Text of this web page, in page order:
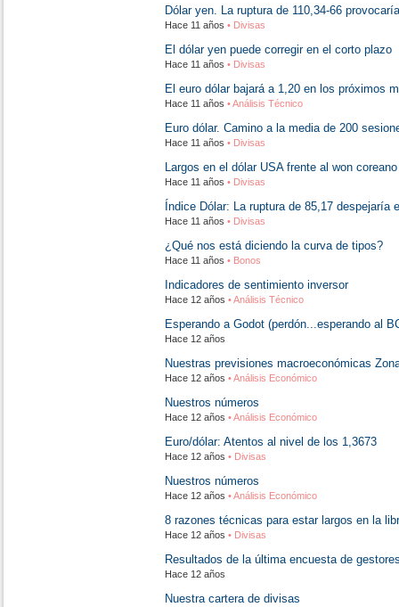
Dólar yen. La ruptura de 110,34-66
Hace 11 años • Divisas
El dólar yen puede corregir en el corto plazo
Hace 11 años • Divisas
El euro dólar bajará a 1,20 en los próximos
Hace 11 años • Análisis Técnico
Euro dólar. Camino a la media de 200
Hace 11 años • Divisas
Largos en el dólar USA frente al won coreano
Hace 11 años • Divisas
Índice Dólar: La ruptura de 85,17 despejaría
Hace 11 años • Divisas
¿Qué nos está diciendo la curva de tipos?
Hace 11 años • Bonos
Indicadores de sentimiento inversor
Hace 12 años • Análisis Técnico
Esperando a Godot (perdón...esperando al
Hace 12 años
Nuestras previsiones macroeconómicas
Hace 12 años • Análisis Económico
Nuestros números
Hace 12 años • Análisis Económico
Euro/dólar: Atentos al nivel de los 1,3673
Hace 12 años • Divisas
Nuestros números
Hace 12 años • Análisis Económico
8 razones técnicas para estar largos en la
Hace 12 años • Divisas
Resultados de la última encuesta de
Hace 12 años
Nuestra cartera de divisas